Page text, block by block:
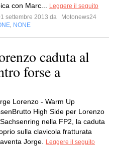
con Marc...
Leggere il seguito
settembre 2013 da
Motonews24
NONE
caduta al
forse a
Lorenzo - Warm Up
High Side per Lorenzo
nella FP2, la caduta
sulla clavicola fratturata
Jorge.
Leggere il seguito